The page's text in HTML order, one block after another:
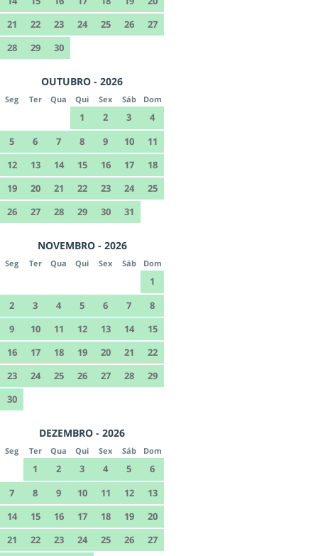
21
22 23 24 25 26
27
28
29 30
OUTUBRO - 2026
Seg Ter Qua Qui Sex Sáb Dom
1 2 3
4
5
6 7 8 9 10
11
12
13 14 15 16 17
18
19
20 21 22 23 24
25
26
27 28 29 30 31
NOVEMBRO - 2026
Seg Ter Qua Qui Sex Sáb Dom
1
2
3 4 5 6 7
8
9
10 11 12 13 14
15
16
17 18 19 20 21
22
23
24 25 26 27 28
29
30
DEZEMBRO - 2026
Seg Ter Qua Qui Sex Sáb Dom
1 2 3 4 5
6
7
8 9 10 11 12
13
14
15 16 17 18 19
20
21
22 23 24 25 26
27